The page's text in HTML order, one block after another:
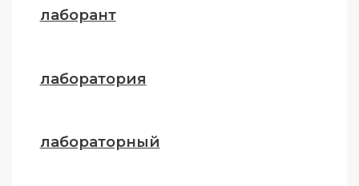
лаборант
лаборатория
лабораторный